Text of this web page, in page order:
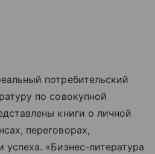
потребительский
по совокупной
книги о личной
переговорах,
успеха. «Бизнес-литература